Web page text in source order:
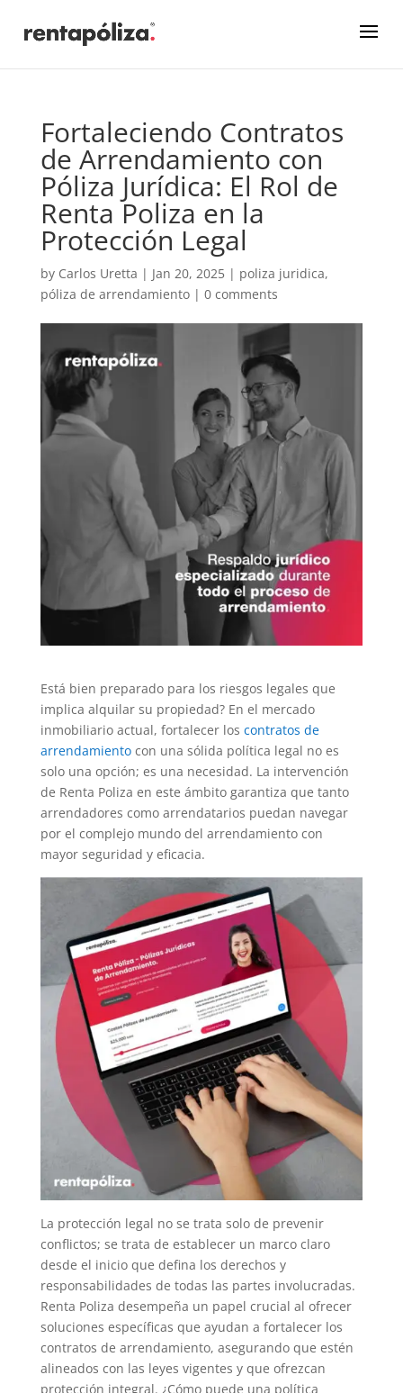
Fortaleciendo Contratos
de Arrendamiento con
Póliza Jurídica: El Rol de
Renta Poliza en la
Protección Legal
by Carlos Uretta | Jan 20, 2025| poliza juridica,
póliza de arrendamiento| 0 comments
Está bien preparado para los riesgos legales que
implica alquilar su propiedad? En el mercado
inmobiliario actual, fortalecer los contratos de
arrendamiento con una sólida política legal no es
solo una opción; es una necesidad. La intervención
de Renta Poliza en este ámbito garantiza que tanto
arrendadores como arrendatarios puedan navegar
por el complejo mundo del arrendamiento con
mayor seguridad y eficacia.
La protección legal no se trata solo de prevenir
conflictos; se trata de establecer un marco claro
desde el inicio que defina los derechos y
responsabilidades de todas las partes involucradas.
Renta Poliza desempeña un papel crucial al ofrecer
soluciones específicas que ayudan a fortalecer los
contratos de arrendamiento, asegurando que estén
alineados con las leyes vigentes y que ofrezcan
protección integral. ¿Cómo puede una política